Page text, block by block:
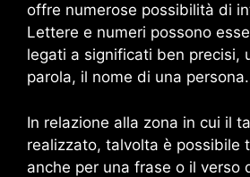
offre numerose possibilità di
Lettere e numeri possono
legati a significati ben precisi,
parola, il nome di una persona.
In relazione alla zona in cui il
realizzato, talvolta è possibile
anche per una frase o il verso